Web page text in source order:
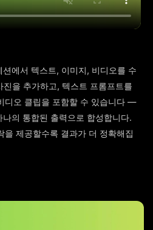
에서 텍스트, 이미지, 비디오를 수
을 추가하고, 텍스트 프롬프트를
디오 클립을 포함할 수 있습니다 —
의 통합된 출력으로 합성합니다.
제공할수록 결과가 더 정확해집